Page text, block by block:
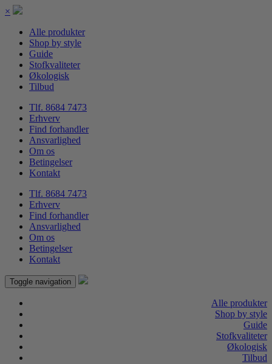
×
Alle produkter
Shop by style
Guide
Stofkvaliteter
Økologisk
Tilbud
Tlf. 8684 7473
Erhverv
Find forhandler
Ansvarlighed
Om os
Betingelser
Kontakt
Tlf. 8684 7473
Erhverv
Find forhandler
Ansvarlighed
Om os
Betingelser
Kontakt
Toggle navigation
Alle produkter
Shop by style
Guide
Stofkvaliteter
Økologisk
Tilbud